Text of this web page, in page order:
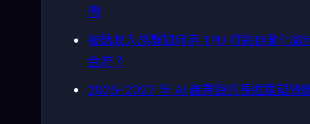
例
被動收入族群如何用 TPU 打造自動化數
金流？
2026-2027 年 AI 產業鏈的長遠重塑效